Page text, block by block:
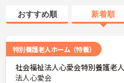
おすすめ順 新着順
特別養護老人ホーム（特養）
社会福祉法人心愛会特別養護老
法人心愛会